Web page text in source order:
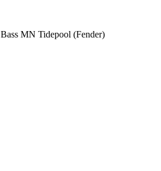
MN Tidepool (Fender)